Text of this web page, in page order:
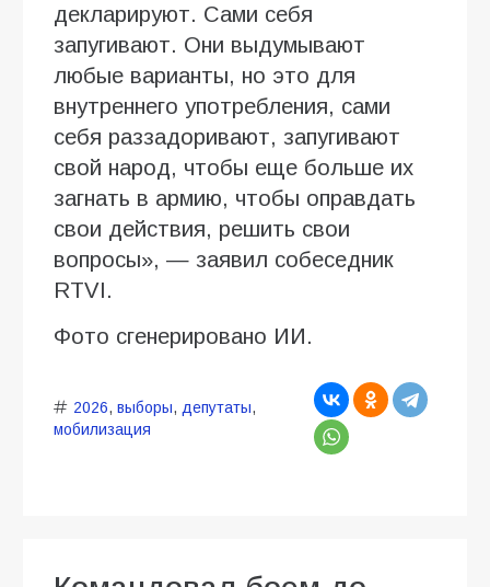
декларируют. Сами себя
запугивают. Они выдумывают
любые варианты, но это для
внутреннего употребления, сами
себя раззадоривают, запугивают
свой народ, чтобы еще больше их
загнать в армию, чтобы оправдать
свои действия, решить свои
вопросы», — заявил собеседник
RTVI.
Фото сгенерировано ИИ.
2026, выборы, депутаты,
мобилизация